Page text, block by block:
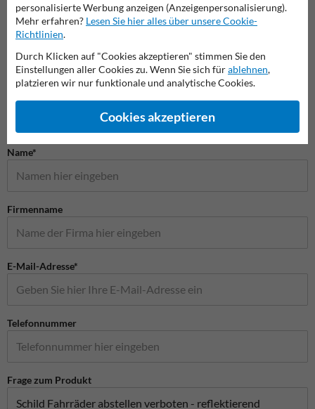
Verbotsschilder Privatgrundstück Schilder
Schilder
Stellen Sie Ihre Frage an Verkehrsschildkaufen.de
Name*
Firmenname
E-Mail-Adresse*
Telefonnummer
Frage zum Produkt
personalisierte Werbung anzeigen (Anzeigenpersonalisierung).
Mehr erfahren? Lesen Sie hier alles über unsere Cookie-
Richtlinien.
Durch Klicken auf "Cookies akzeptieren" stimmen Sie den
Einstellungen aller Cookies zu. Wenn Sie sich fürablehnen,
platzieren wir nur funktionale und analytische Cookies.
Cookies akzeptieren